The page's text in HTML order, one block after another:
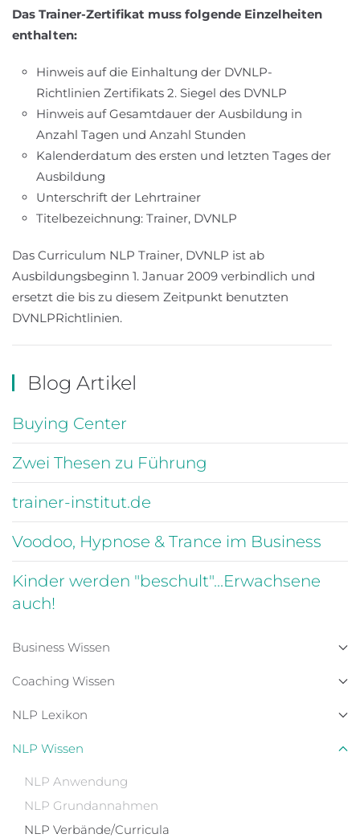
Das Trainer-Zertifikat muss folgende Einzelheiten
enthalten:
Hinweis auf die Einhaltung der DVNLP-
Richtlinien Zertifikats 2. Siegel des DVNLP
Hinweis auf Gesamtdauer der Ausbildung in
Anzahl Tagen und Anzahl Stunden
Kalenderdatum des ersten und letzten Tages der
Ausbildung
Unterschrift der Lehrtrainer
Titelbezeichnung: Trainer, DVNLP
Das Curriculum NLP Trainer, DVNLP ist ab
Ausbildungsbeginn 1. Januar 2009 verbindlich und
ersetzt die bis zu diesem Zeitpunkt benutzten
DVNLPRichtlinien.
Blog Artikel
Buying Center
Zwei Thesen zu Führung
trainer-institut.de
Voodoo, Hypnose & Trance im Business
Kinder werden "beschult"...Erwachsene
auch!
Business Wissen
Coaching Wissen
NLP Lexikon
NLP Wissen
NLP Anwendung
NLP Grundannahmen
NLP Verbände/Curricula